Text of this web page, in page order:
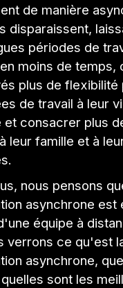
de manière
disparaissent,
périodes de
moins de temps,
plus de flexibilité
de travail à leur
et consacrer plus
leur famille et à
nous pensons
asynchrone est
équipe à
verrons ce qu'est
asynchrone,
sont les